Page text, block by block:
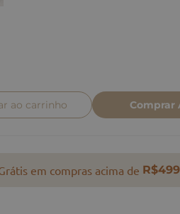
ao carrinho Comprar
em compras acima de